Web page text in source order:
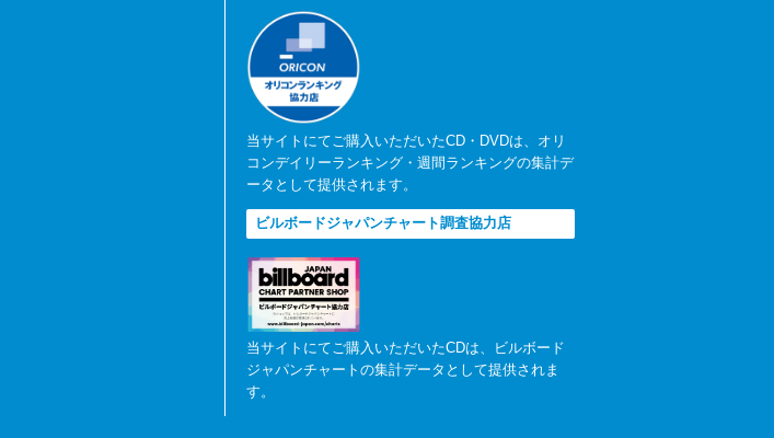
当サイトにてご購入いただいたCD・DVDは、オリ
コンデイリーランキング・週間ランキングの集計デ
ータとして提供されます。
ビルボードジャパンチャート調査協力店
当サイトにてご購入いただいたCDは、ビルボード
ジャパンチャートの集計データとして提供されま
す。